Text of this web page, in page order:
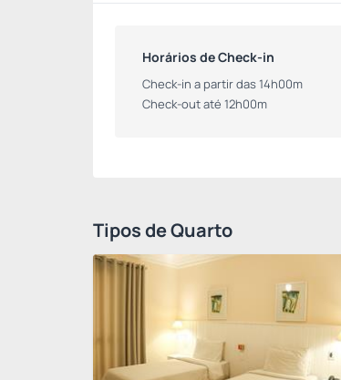
Horários de Check-in
Check-in a partir das 14h00m
Check-out até 12h00m
Tipos de Quarto